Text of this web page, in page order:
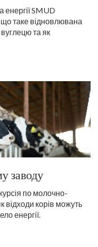
SMUD
таке відновлювана
та як
заводу
по молочно-
відходи корів можуть
енергії.